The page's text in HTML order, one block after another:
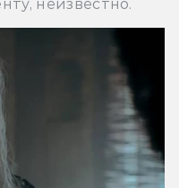
неизвестно.